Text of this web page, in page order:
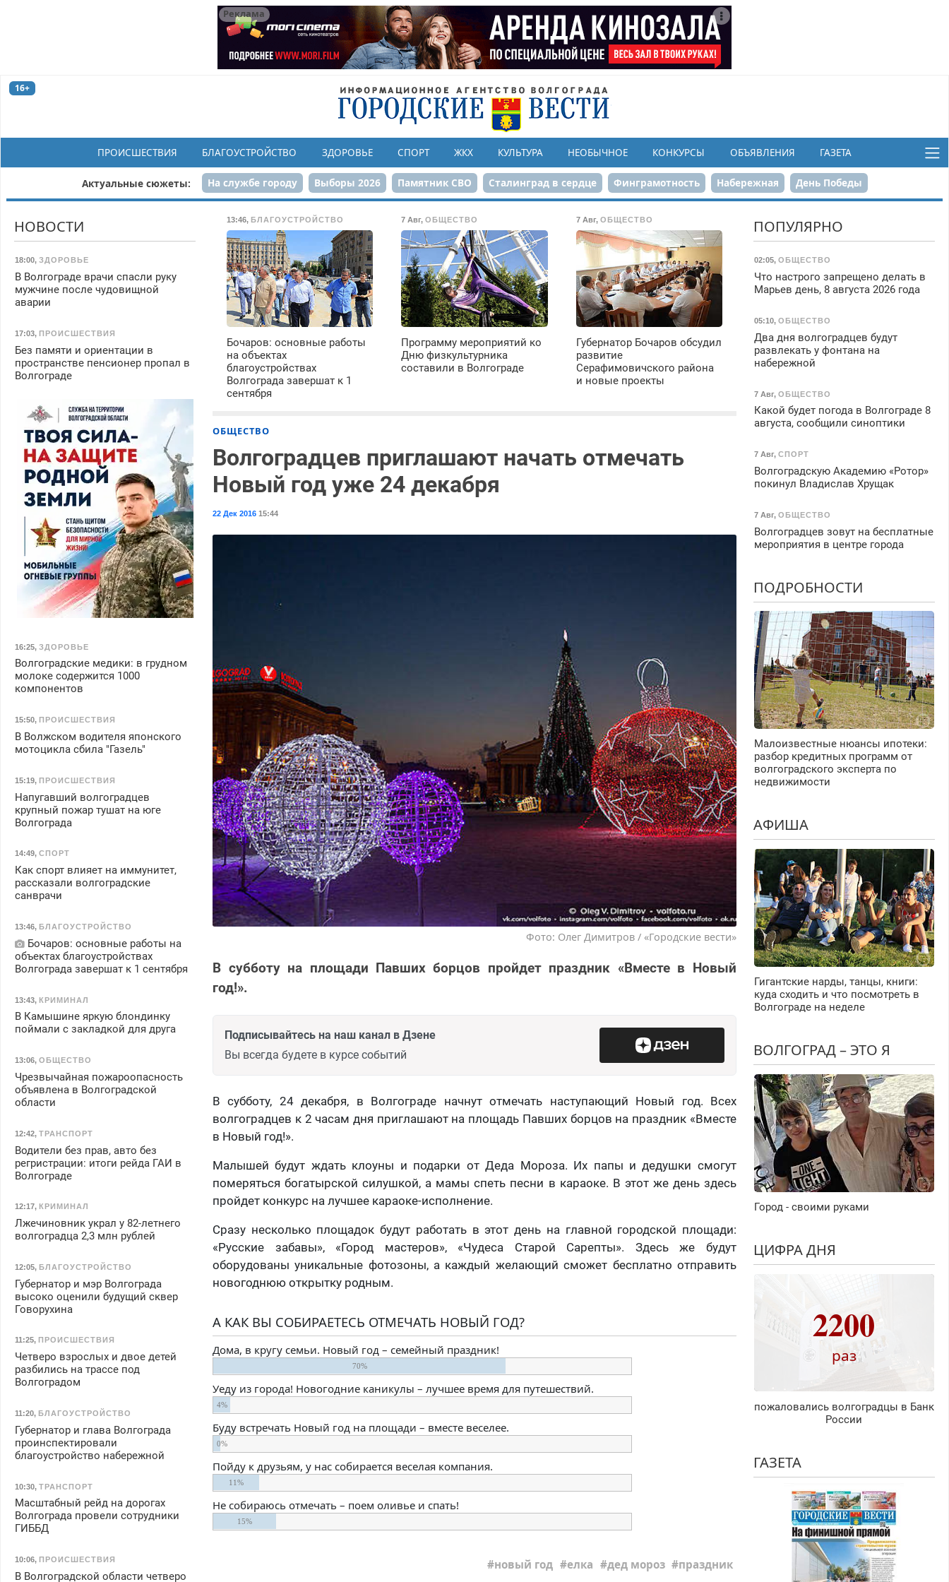
Реклама
16+
ПРОИСШЕСТВИЯ БЛАГОУСТРОЙСТВО ЗДОРОВЬЕ СПОРТ ЖКХ КУЛЬТУРА НЕОБЫЧНОЕ КОНКУРСЫ ОБЪЯВЛЕНИЯ ГАЗЕТА
Актуальные сюжеты: На службе городу Выборы 2026 Памятник СВО Сталинград в сердце Финграмотность Набережная День Победы
Реконструкция ЦПКиО 80-летие Победы Парк Героев-летчиков
13:46, БЛАГОУСТРОЙСТВО
Бочаров: основные работы
на объектах
благоустройствах
Волгограда завершат к 1
сентября
7 Авг,ОБЩЕСТВО
Программу мероприятий ко
Дню физкультурника
составили в Волгограде
7 Авг, ОБЩЕСТВО
Губернатор Бочаров обсудил
развитие
Серафимовичского района
и новые проекты
ОБЩЕСТВО
Волгоградцев приглашают начать отмечать
Новый год уже 24 декабря
22 Дек 2016 15:44
Фото: Олег Димитров / «Городские вести»
В субботу на площади Павших борцов пройдет праздник «Вместе в Новый
год!».
Подписывайтесь на наш канал в Дзене
Вы всегда будете в курсе событий
В субботу, 24 декабря, в Волгограде начнут отмечать наступающий Новый год. Всех
волгоградцев к 2 часам дня приглашают на площадь Павших борцов на праздник «Вместе
в Новый год!».
Малышей будут ждать клоуны и подарки от Деда Мороза. Их папы и дедушки смогут
померяться богатырской силушкой, а мамы спеть песни в караоке. В этот же день здесь
пройдет конкурс на лучшее караоке-исполнение.
Сразу несколько площадок будут работать в этот день на главной городской площади:
«Русские забавы», «Город мастеров», «Чудеса Старой Сарепты». Здесь же будут
оборудованы уникальные фотозоны, а каждый желающий сможет бесплатно отправить
новогоднюю открытку родным.
А КАК ВЫ СОБИРАЕТЕСЬ ОТМЕЧАТЬ НОВЫЙ ГОД?
Дома, в кругу семьи. Новый год – семейный праздник!
70%
Уеду из города! Новогодние каникулы – лучшее время для путешествий.
4%
Буду встречать Новый год на площади – вместе веселее.
0%
Пойду к друзьям, у нас собирается веселая компания.
11%
Не собираюсь отмечать – поем оливье и спать!
15%
новый год елка дед мороз праздник
НОВОСТИ
18:00, ЗДОРОВЬЕ
В Волгограде врачи спасли руку
мужчине после чудовищной
аварии
17:03, ПРОИСШЕСТВИЯ
Без памяти и ориентации в
пространстве пенсионер пропал в
Волгограде
16:25, ЗДОРОВЬЕ
Волгоградские медики: в грудном
молоке содержится 1000
компонентов
15:50, ПРОИСШЕСТВИЯ
В Волжском водителя японского
мотоцикла сбила "Газель"
15:19, ПРОИСШЕСТВИЯ
Напугавший волгоградцев
крупный пожар тушат на юге
Волгограда
14:49, СПОРТ
Как спорт влияет на иммунитет,
рассказали волгоградские
санврачи
13:46, БЛАГОУСТРОЙСТВО
Бочаров: основные работы на
объектах благоустройствах
Волгограда завершат к 1 сентября
13:43, КРИМИНАЛ
В Камышине яркую блондинку
поймали с закладкой для друга
13:06, ОБЩЕСТВО
Чрезвычайная пожароопасность
объявлена в Волгоградской
области
12:42, ТРАНСПОРТ
Водители без прав, авто без
регристрации: итоги рейда ГАИ в
Волгограде
12:17, КРИМИНАЛ
Лжечиновник украл у 82-летнего
волгоградца 2,3 млн рублей
12:05, БЛАГОУСТРОЙСТВО
Губернатор и мэр Волгограда
высоко оценили будущий сквер
Говорухина
11:25, ПРОИСШЕСТВИЯ
Четверо взрослых и двое детей
разбились на трассе под
Волгоградом
11:20, БЛАГОУСТРОЙСТВО
Губернатор и глава Волгограда
проинспектировали
благоустройство набережной
10:30, ТРАНСПОРТ
Масштабный рейд на дорогах
Волгограда провели сотрудники
ГИББД
10:06, ПРОИСШЕСТВИЯ
В Волгоградской области четверо
ПОПУЛЯРНО
02:05, ОБЩЕСТВО
Что настрого запрещено делать в
Марьев день, 8 августа 2026 года
05:10, ОБЩЕСТВО
Два дня волгоградцев будут
развлекать у фонтана на
набережной
7 Авг, ОБЩЕСТВО
Какой будет погода в Волгограде 8
августа, сообщили синоптики
7 Авг, СПОРТ
Волгоградскую Академию «Ротор»
покинул Владислав Хрущак
7 Авг, ОБЩЕСТВО
Волгоградцев зовут на бесплатные
мероприятия в центре города
ПОДРОБНОСТИ
Малоизвестные нюансы ипотеки:
разбор кредитных программ от
волгоградского эксперта по
недвижимости
АФИША
Гигантские нарды, танцы, книги:
куда сходить и что посмотреть в
Волгограде на неделе
ВОЛГОГРАД – ЭТО Я
Город - своими руками
ЦИФРА ДНЯ
2200
раз
пожаловались волгоградцы в Банк
России
ГАЗЕТА